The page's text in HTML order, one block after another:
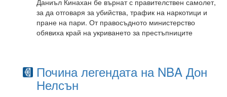
Даниъл Кинахан бе върнат с правителствен самолет,
за да отговаря за убийства, трафик на наркотици и
пране на пари. От правосъдното министерство
обявиха край на укриването за престъпниците
Почина легендата на NBA Дон
Нелсън